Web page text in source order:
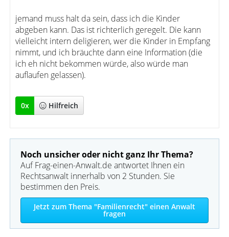
jemand muss halt da sein, dass ich die Kinder
abgeben kann. Das ist richterlich geregelt. Die kann
vielleicht intern deligieren, wer die Kinder in Empfang
nimmt, und ich bräuchte dann eine Information (die
ich eh nicht bekommen würde, also würde man
auflaufen gelassen).
0x Hilfreich
Noch unsicher oder nicht ganz Ihr Thema?
Auf Frag-einen-Anwalt.de antwortet Ihnen ein
Rechtsanwalt innerhalb von 2 Stunden. Sie
bestimmen den Preis.
Jetzt zum Thema "Familienrecht" einen Anwalt
fragen